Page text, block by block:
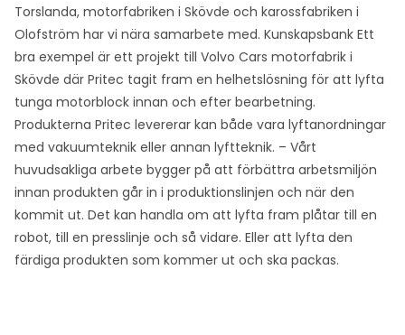
Torslanda, motorfabriken i Skövde och karossfabriken i
Olofström har vi nära samarbete med. Kunskapsbank Ett
bra exempel är ett projekt till Volvo Cars motorfabrik i
Skövde där Pritec tagit fram en helhetslösning för att lyfta
tunga motorblock innan och efter bearbetning.
Produkterna Pritec levererar kan både vara lyftanordningar
med vakuumteknik eller annan lyftteknik. – Vårt
huvudsakliga arbete bygger på att förbättra arbetsmiljön
innan produkten går in i produktionslinjen och när den
kommit ut. Det kan handla om att lyfta fram plåtar till en
robot, till en presslinje och så vidare. Eller att lyfta den
färdiga produkten som kommer ut och ska packas.